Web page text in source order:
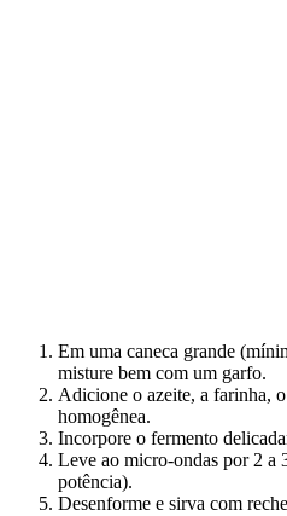
Em uma caneca grande
misture bem com um garfo.
Adicione o azeite, a farinha,
homogênea.
Incorpore o fermento
Leve ao micro-ondas por 2 a
potência).
Desenforme e sirva com